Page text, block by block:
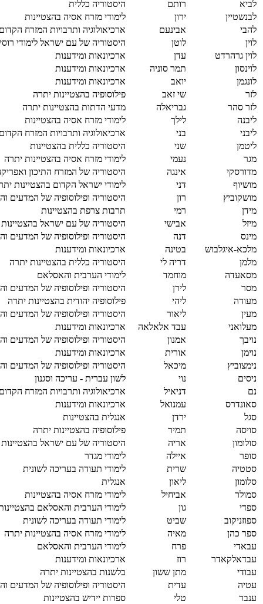
לביא רותם
היסטוריה כללית
לבנשטיין
ירון
לימודי מזרח אסיה בהצטיינות
להבי
אבינעם
ארכיאולוגיה ותרבויות המזרח
לוין
לוטן
היסטוריה של עם ישראל לימודי
לוין גרהרדט
עדן
ארכיונאות ומידענות
לוינסון
תמר סוניה
ארכיונאות ומידענות
לונגמן
יואב
ארכיונאות ומידענות
לזר
שי זאב
פילוסופיה בהצטיינות יתרה
לזר סהר
גבריאלה
מדעי הדתות בהצטיינות יתרה
ליבנה
לילך
לימודי מזרח אסיה בהצטיינות
ליבני
בני
ארכיאולוגיה ותרבויות המזרח
ליטמן
שני
היסטוריה כללית בהצטיינות
מגר
נעמי
לימודי מזרח אסיה בהצטיינות יתרה
מדורסקי
אינגה
היסטוריה של המזרח התיכון
מושיוף
דני
לימודי ישראל הקדום בהצטיינות
מושקוביץ
רון
היסטוריה ופילוסופיה של המדעים
מידן
רמי
תרבות צרפת בהצטיינות
מיזל
אבישי
היסטוריה של עם ישראל
מינס
דנה
היסטוריה ופילוסופיה של המדעים
מלכא-איגלבוש
בטינה
ארכיונאות ומידענות
מלמן
דריה לי
היסטוריה כללית בהצטיינות יתרה
מסאעדה
מוחמד
לימודי הערבית והאסלאם
מסר
לירן
היסטוריה ופילוסופיה של המדעים
מעודה
ליהי
פילוסופיה יהודית בהצטיינות יתרה
מעין
ליאור
היסטוריה ופילוסופיה של המדעים
מעלואני
עבד אלאלאה
ארכיונאות ומידענות
נויבך
אמנון
היסטוריה ופילוסופיה של המדעים
נוימן
אורית
ארכיונאות ומידענות
נימצוביץ
מיכאל
היסטוריה ופילוסופיה של המדעים
ניסים
נוי
לשון עברית - עריכה וסגנון
נם
דניאיל
ארכיאולוגיה ותרבויות המזרח
סאונדרס
עמנואל
ארכיונאות ומידענות
סגל
ירדן
אנגלית בהצטיינות
סויסה
תמיר
פילוסופיה בהצטיינות יתרה
סולומון
אריה
היסטוריה של עם ישראל בהצטיינות
סופר
איילה
לימודי מגדר
סטטיה
שרית
לימודי תעודה בעריכה לשונית
סלומון
ליאון
אנגלית
סמולר
אביחיל
לימודי מזרח אסיה בהצטיינות
ספדי
גון
לימודי הערבית והאסלאם
ספוזניקוב
שביט
לימודי תעודה בעריכה לשונית
ספר כהן
מאיה
לימודי מזרח אסיה בהצטיינות יתרה
עבאדי
פרח
לימודי הערבית והאסלאם
עבדאלקאדר
רוז
ארכיונאות ומידענות
עבודי
מתן ששון
בלשנות בהצטיינות יתרה
עטיה
עדית
היסטוריה ופילוסופיה של המדעים
ענבר
טלי
ספרות יידיש בהצטיינות